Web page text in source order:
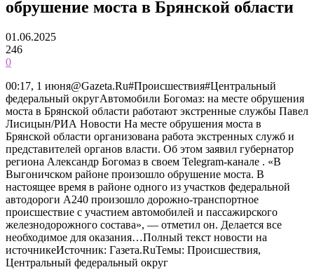
обрушение моста в Брянской области
01.06.2025
246
0
00:17, 1 июня@Gazeta.Ru#Происшествия#Центральный
федеральный округАвтомобили Богомаз: на месте обрушения
моста в Брянской области работают экстренные службы Павел
Лисицын/РИА Новости На месте обрушения моста в
Брянской области организована работа экстренных служб и
представителей органов власти. Об этом заявил губернатор
региона Александр Богомаз в своем Telegram-канале . «В
Выгоничском районе произошло обрушение моста. В
настоящее время в районе одного из участков федеральной
автодороги А240 произошло дорожно-транспортное
происшествие с участием автомобилей и пассажирского
железнодорожного состава», — отметил он. Делается все
необходимое для оказания…Полный текст новости на
источникеИсточник: Газета.RuТемы: Происшествия,
Центральный федеральный округ